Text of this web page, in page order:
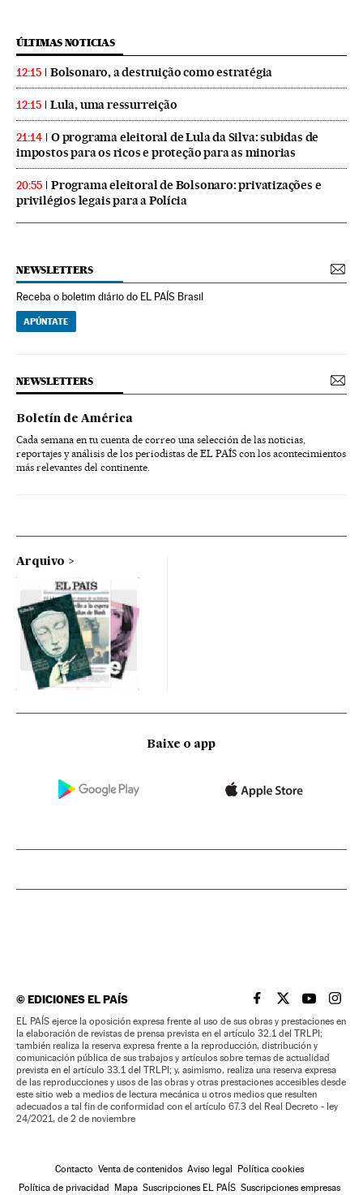
ÚLTIMAS NOTICIAS
12:15 Bolsonaro, a destruição como estratégia
12:15 Lula, uma ressurreição
21:14
O programa eleitoral de Lula da Silva: subidas de
impostos para os ricos e proteção para as minorias
20:55
Programa eleitoral de Bolsonaro: privatizações e
privilégios legais para a Polícia
NEWSLETTERS
Receba o boletim diário do EL PAÍS Brasil
APÚNTATE
NEWSLETTERS
Boletín de América
Cada semana en tu cuenta de correo una selección de las noticias,
reportajes y análisis de los periodistas de EL PAÍS con los acontecimientos
más relevantes del continente.
Arquivo
Baixe o app
©EDICIONES EL PAÍS EL PAÍS BRASIL EN
EL PAÍSEL PAÍS
EL
EL PAÍS ejerce la oposición expresa frente al uso de sus obras y prestaciones en
la elaboración de revistas de prensa prevista en el artículo 32.1 del TRLPI;
también realiza la reserva expresa frente a la reproducción, distribución y
comunicación pública de sus trabajos y artículos sobre temas de actualidad
prevista en el artículo 33.1 del TRLPI; y, asimismo, realiza una reserva expresa
de las reproducciones y usos de las obras y otras prestaciones accesibles desde
este sitio web a medios de lectura mecánica u otros medios que resulten
adecuados a tal fin de conformidad con el artículo 67.3 del Real Decreto - ley
24/2021, de 2 de noviembre
Contacto Venta de contenidos Aviso legal Política cookies
Política de privacidad Mapa Suscripciones EL PAÍS Suscripciones empresas